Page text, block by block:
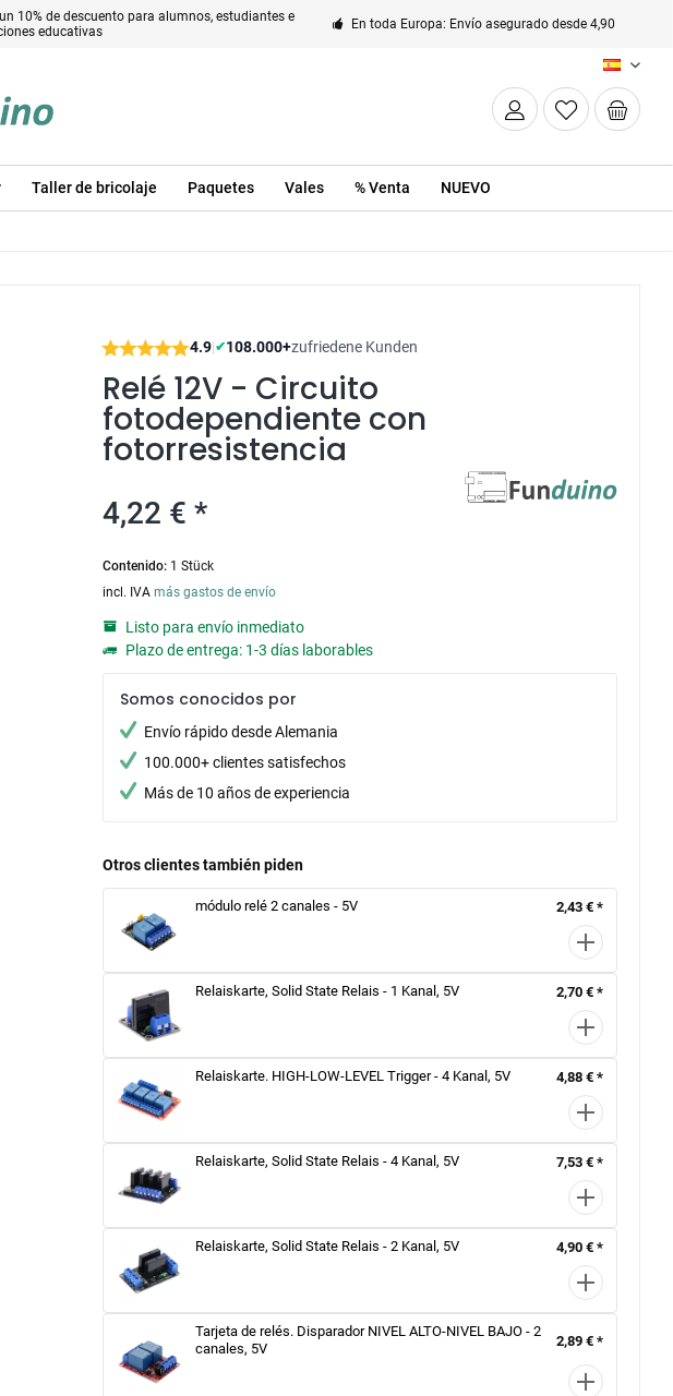
10% de descuento para alumnos, estudiantes e
educativas
En toda Europa: Envío asegurado desde 4,90
ES
Taller de bricolaje Paquetes Vales % Venta NUEVO
4.9|✔108.000+zufriedene Kunden
Relé 12V - Circuito
fotodependiente con
fotorresistencia
4,22 € *
Contenido: 1 Stück
incl. IVAmás gastos de envío
Listo para envío inmediato
Plazo de entrega: 1-3 días laborables
Somos conocidos por
Envío rápido desde Alemania
100.000+ clientes satisfechos
Más de 10 años de experiencia
Otros clientes también piden
módulo relé 2 canales - 5V 2,43 € *
Relaiskarte, Solid State Relais - 1 Kanal, 5V 2,70 € *
Relaiskarte. HIGH-LOW-LEVEL Trigger - 4 Kanal, 5V 4,88 € *
Relaiskarte, Solid State Relais - 4 Kanal, 5V 7,53 € *
Relaiskarte, Solid State Relais - 2 Kanal, 5V 4,90 € *
Tarjeta de relés. Disparador NIVEL ALTO-NIVEL BAJO - 2
canales, 5V
2,89 € *